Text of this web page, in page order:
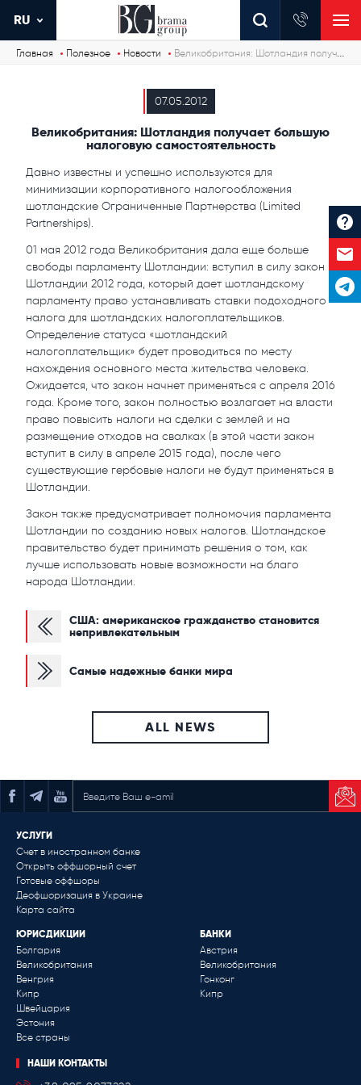
RU
Главная Полезное Новости Великобритания: Шотландия получает большую налоговую самостоятельность
07.05.2012
Великобритания: Шотландия получает большую
налоговую самостоятельность
Давно известны и успешно используются для
минимизации корпоративного налогообложения
шотландские Ограниченные Партнерства (Limited
Partnerships).
01 мая 2012 года Великобритания дала еще больше
свободы парламенту Шотландии: вступил в силу закон
Шотландии 2012 года, который дает шотландскому
парламенту право устанавливать ставки подоходного
налога для шотландских налогоплательщиков.
Определение статуса «шотландский
налогоплательщик» будет проводиться по месту
нахождения основного места жительства человека.
Ожидается, что закон начнет применяться с апреля 2016
года. Кроме того, закон полностью возлагает на власти
право повысить налоги на сделки с землей и на
размещение отходов на свалках (в этой части закон
вступит в силу в апреле 2015 года), после чего
существующие гербовые налоги не будут применяться в
Шотландии.
Закон также предусматривает полномочия парламента
Шотландии по созданию новых налогов. Шотландское
правительство будет принимать решения о том, как
лучше использовать новые возможности на благо
народа Шотландии.
США: американское гражданство становится
непривлекательным
Самые надежные банки мира
ALL NEWS
УСЛУГИ
Счет в иностранном банке
Открыть оффшорный счет
Готовые оффшоры
Деофшоризация в Украине
Карта сайта
ЮРИСДИКЦИИ
Болгария
Великобритания
Венгрия
Кипр
Швейцария
Эстония
Все страны
БАНКИ
Австрия
Великобритания
Гонконг
Кипр
НАШИ КОНТАКТЫ